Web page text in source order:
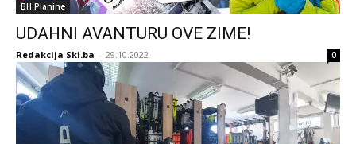
BH Planine
UDAHNI AVANTURU OVE ZIME!
Redakcija Ski.ba - 29.10.2022 0